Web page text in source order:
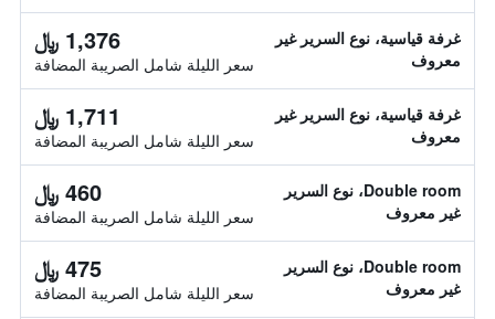
غرفة قياسية، نوع السرير غير
معروف
1,376 ﷼
سعر الليلة شامل الصريبة المضافة
غرفة قياسية، نوع السرير غير
معروف
1,711 ﷼
سعر الليلة شامل الصريبة المضافة
Double room، نوع السرير
غير معروف
460 ﷼
سعر الليلة شامل الصريبة المضافة
Double room، نوع السرير
غير معروف
475 ﷼
سعر الليلة شامل الصريبة المضافة